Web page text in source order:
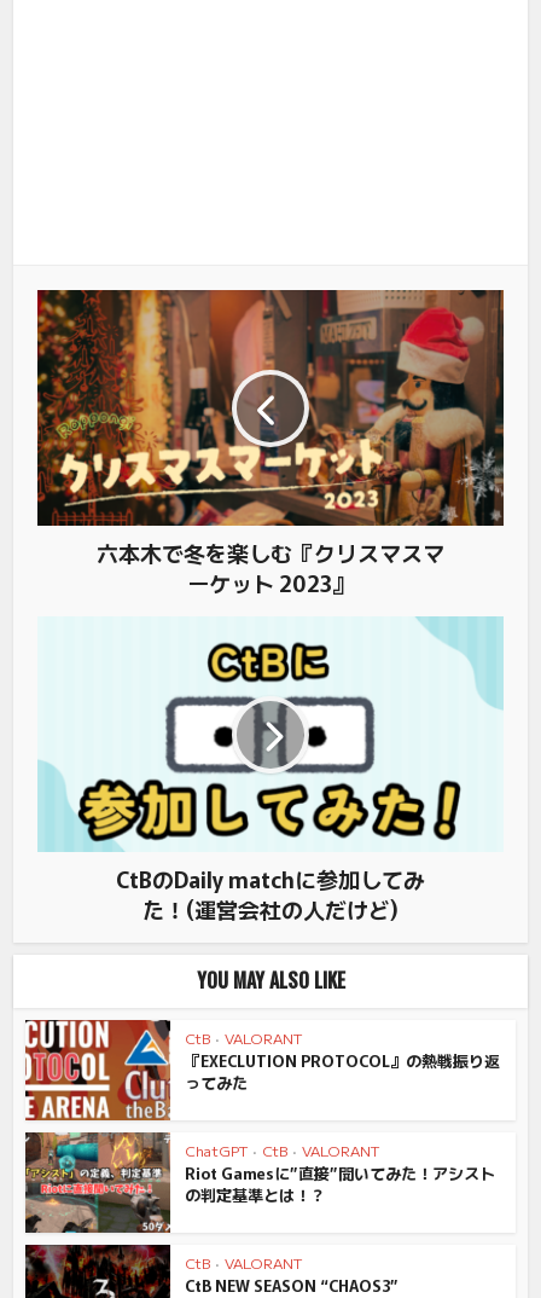
六本木で冬を楽しむ『クリスマスマ
ーケット 2023』
CtBのDaily matchに参加してみ
た！(運営会社の人だけど)
YOU MAY ALSO LIKE
CtB • VALORANT
『EXECLUTION PROTOCOL』の熱戦振り返
ってみた
ChatGPT • CtB • VALORANT
Riot Gamesに”直接”聞いてみた！アシスト
の判定基準とは！？
CtB • VALORANT
CtB NEW SEASON “CHAOS3”